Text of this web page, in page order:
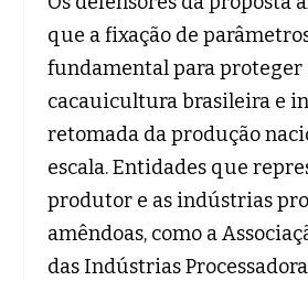
que a fixação de
fundamental para proteger
cacauicultura brasileira e
retomada da produção
escala. Entidades que
produtor e as indústrias
amêndoas, como a
das Indústrias